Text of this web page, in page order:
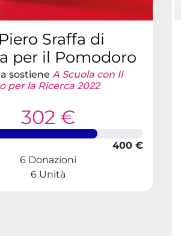
Sraffa di
per il Pomodoro
sostiene A Scuola con Il
per la Ricerca 2022
302 €
400 €
6 Donazioni
6 Unità